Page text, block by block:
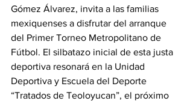
Gómez Álvarez, invita a las familias
mexiquenses a disfrutar del arranque
del Primer Torneo Metropolitano de
Fútbol. El silbatazo inicial de esta justa
deportiva resonará en la Unidad
Deportiva y Escuela del Deporte
“Tratados de Teoloyucan”, el próximo